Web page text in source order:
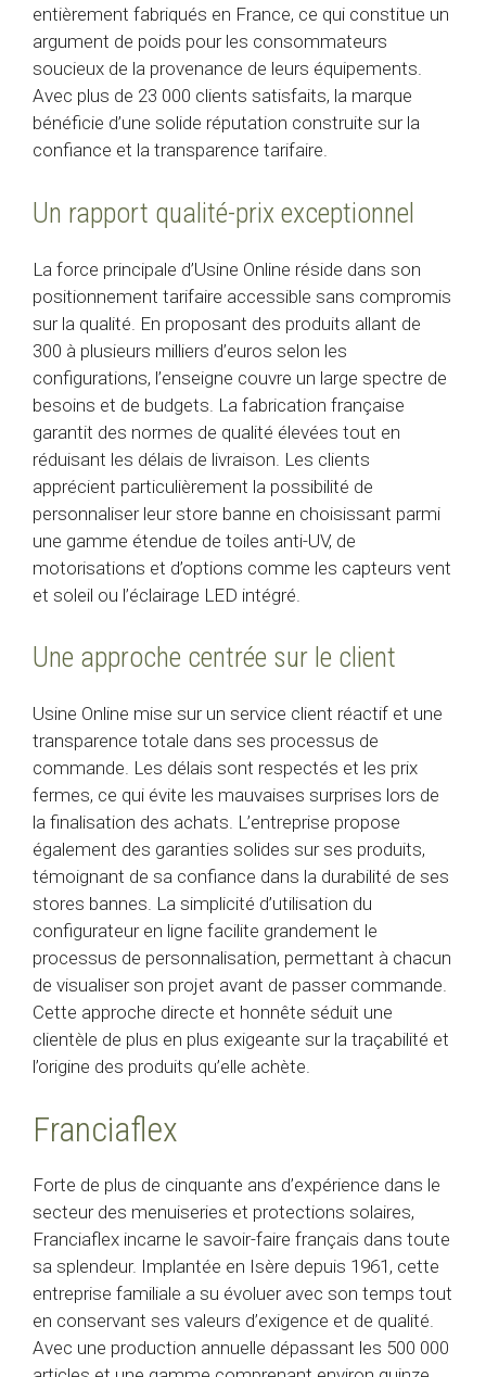
entièrement fabriqués en France, ce qui constitue un
argument de poids pour les consommateurs
soucieux de la provenance de leurs équipements.
Avec plus de 23 000 clients satisfaits, la marque
bénéficie d’une solide réputation construite sur la
confiance et la transparence tarifaire.
Un rapport qualité-prix exceptionnel
La force principale d’Usine Online réside dans son
positionnement tarifaire accessible sans compromis
sur la qualité. En proposant des produits allant de
300 à plusieurs milliers d’euros selon les
configurations, l’enseigne couvre un large spectre de
besoins et de budgets. La fabrication française
garantit des normes de qualité élevées tout en
réduisant les délais de livraison. Les clients
apprécient particulièrement la possibilité de
personnaliser leur store banne en choisissant parmi
une gamme étendue de toiles anti-UV, de
motorisations et d’options comme les capteurs vent
et soleil ou l’éclairage LED intégré.
Une approche centrée sur le client
Usine Online mise sur un service client réactif et une
transparence totale dans ses processus de
commande. Les délais sont respectés et les prix
fermes, ce qui évite les mauvaises surprises lors de
la finalisation des achats. L’entreprise propose
également des garanties solides sur ses produits,
témoignant de sa confiance dans la durabilité de ses
stores bannes. La simplicité d’utilisation du
configurateur en ligne facilite grandement le
processus de personnalisation, permettant à chacun
de visualiser son projet avant de passer commande.
Cette approche directe et honnête séduit une
clientèle de plus en plus exigeante sur la traçabilité et
l’origine des produits qu’elle achète.
Franciaflex
Forte de plus de cinquante ans d’expérience dans le
secteur des menuiseries et protections solaires,
Franciaflex incarne le savoir-faire français dans toute
sa splendeur. Implantée en Isère depuis 1961, cette
entreprise familiale a su évoluer avec son temps tout
en conservant ses valeurs d’exigence et de qualité.
Avec une production annuelle dépassant les 500 000